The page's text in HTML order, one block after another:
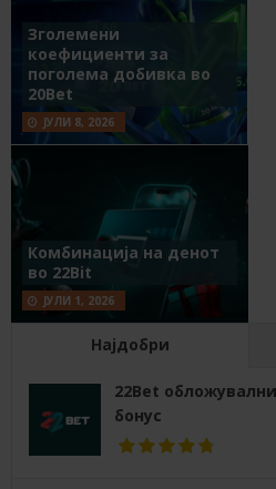
Зголемени
коефициенти за
поголема добивка во
20Bet
ЈУЛИ 8, 2026
Комбинација на денот
во 22Bit
ЈУЛИ 1, 2026
Најдобри
22Bet
бонус